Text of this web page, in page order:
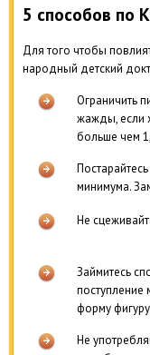
5 способов по
Для того чтобы
народный детский
Ограничить
жажды, если
больше чем
минимума.
Не
Займитесь
поступление
форму фигуру
Не